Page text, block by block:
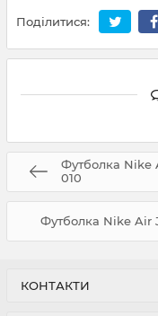
Поділитися:
Футболка Nike
010
Футболка Nike Air
КОНТАКТИ